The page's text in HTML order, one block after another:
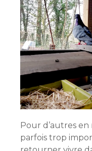
Pour d’autres en
parfois trop